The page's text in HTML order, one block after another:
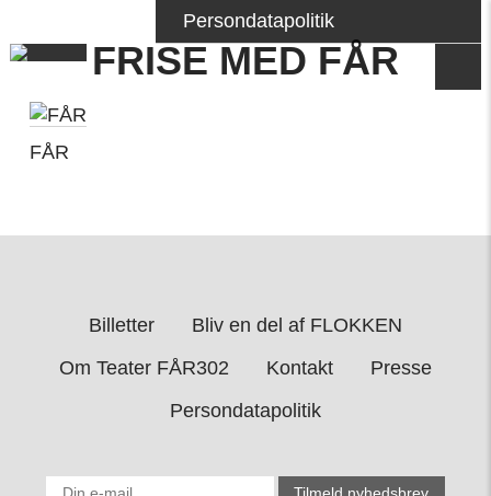
Persondatapolitik
FRISE MED FÅR
FÅR
Billetter
Bliv en del af FLOKKEN
Om Teater FÅR302
Kontakt
Presse
Persondatapolitik